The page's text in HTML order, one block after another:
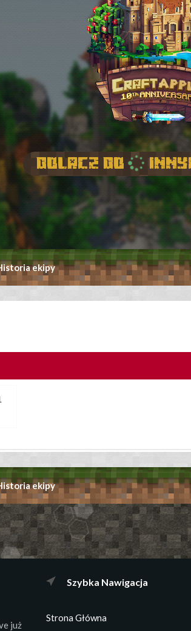
Dolacz do
ekipy
ekipy
już
Szybka Nawigacja
Strona Główna